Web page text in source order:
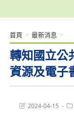
轉知國立公
資源及電子
首頁 > 最新消息 >
Post2024-04-15